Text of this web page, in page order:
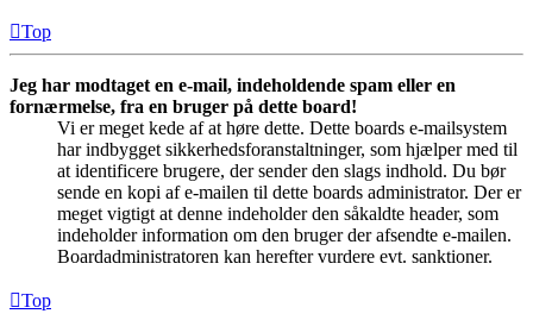
Top
Jeg har modtaget en e-mail, indeholdende spam eller en
fornærmelse, fra en bruger på dette board!
Vi er meget kede af at høre dette. Dette boards e-mailsystem
har indbygget sikkerhedsforanstaltninger, som hjælper med til
at identificere brugere, der sender den slags indhold. Du bør
sende en kopi af e-mailen til dette boards administrator. Der er
meget vigtigt at denne indeholder den såkaldte header, som
indeholder information om den bruger der afsendte e-mailen.
Boardadministratoren kan herefter vurdere evt. sanktioner.
Top